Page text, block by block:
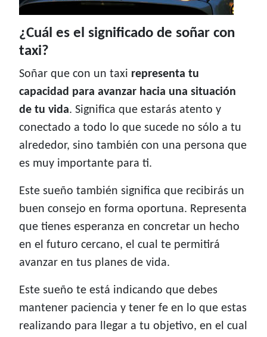
¿Cuál es el significado de soñar con
taxi?
Soñar que con un taxi representa tu
capacidad para avanzar hacia una situación
de tu vida. Significa que estarás atento y
conectado a todo lo que sucede no sólo a tu
alrededor, sino también con una persona que
es muy importante para ti.
Este sueño también significa que recibirás un
buen consejo en forma oportuna. Representa
que tienes esperanza en concretar un hecho
en el futuro cercano, el cual te permitirá
avanzar en tus planes de vida.
Este sueño te está indicando que debes
mantener paciencia y tener fe en lo que estas
realizando para llegar a tu objetivo, en el cual